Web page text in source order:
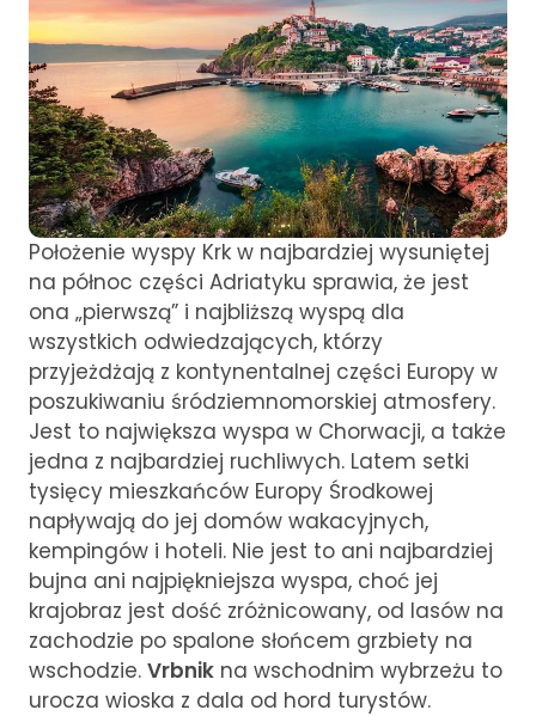
Położenie wyspy Krk w najbardziej wysuniętej
na północ części Adriatyku sprawia, że ​​jest
ona „pierwszą” i najbliższą wyspą dla
wszystkich odwiedzających, którzy
przyjeżdżają z kontynentalnej części Europy w
poszukiwaniu śródziemnomorskiej atmosfery.
Jest to największa wyspa w Chorwacji, a także
jedna z najbardziej ruchliwych. Latem setki
tysięcy mieszkańców Europy Środkowej
napływają do jej domów wakacyjnych,
kempingów i hoteli. Nie jest to ani najbardziej
bujna ani najpiękniejsza wyspa, choć jej
krajobraz jest dość zróżnicowany, od lasów na
zachodzie po spalone słońcem grzbiety na
wschodzie. Vrbnik na wschodnim wybrzeżu to
urocza wioska z dala od hord turystów.